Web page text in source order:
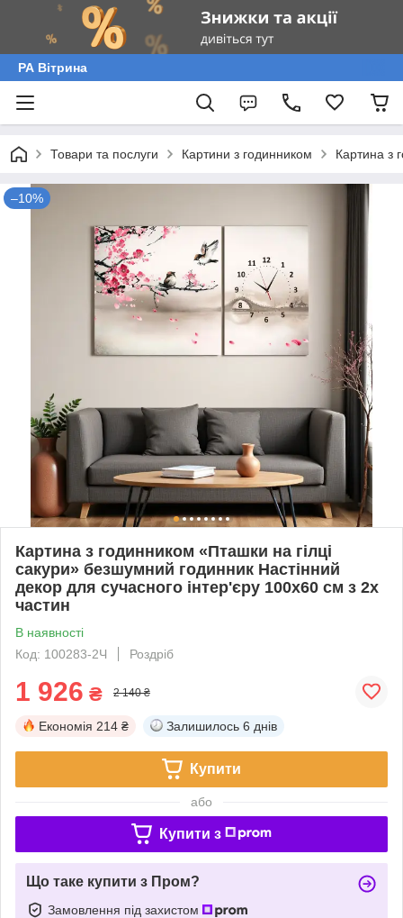
РА Вітрина
Товари та послуги Картини з годинником Картина з
–10%
Картина з годинником «Пташки на гілці
сакури» безшумний годинник Настінний
декор для сучасного інтер'єру 100х60 см з 2х
частин
В наявності
Код: 100283-2Ч
Роздріб
1 926 ₴ 2 140 ₴
Економія 214 ₴ Залишилось 6 днів
Купити
або
Купити з
Що таке купити з Пром?
Замовлення під захистом